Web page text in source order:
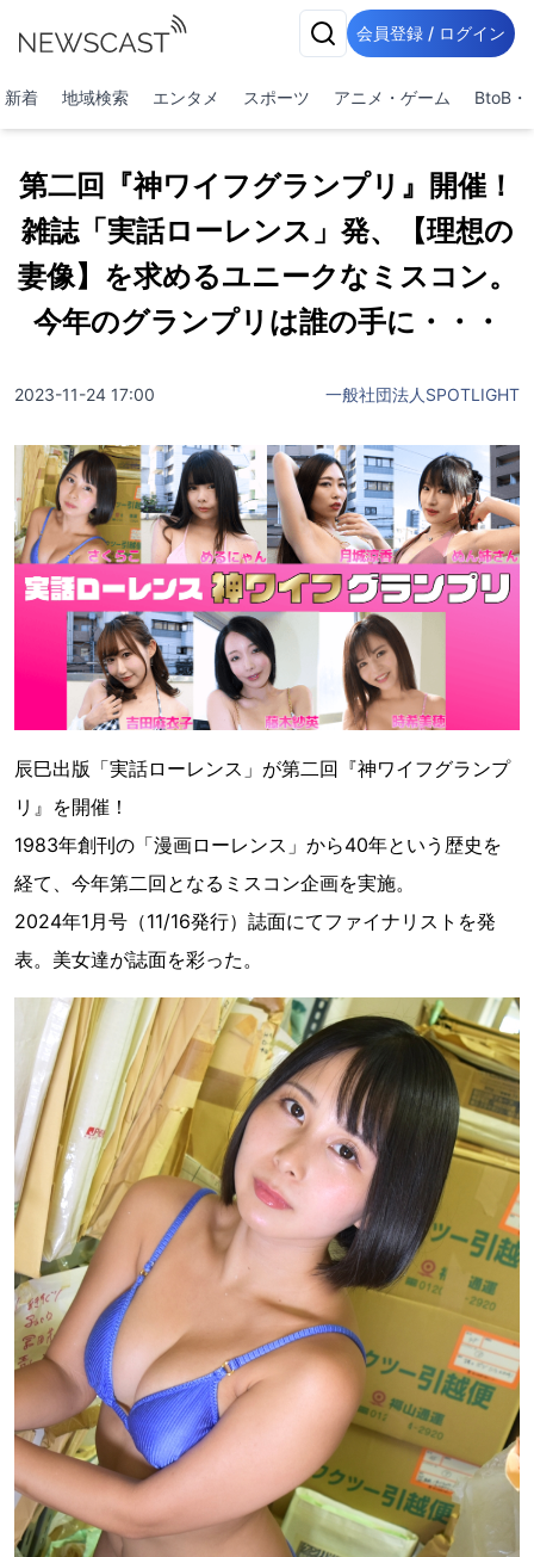
会員登録 / ログイン
新着 地域検索 エンタメ スポーツ アニメ・ゲーム BtoB・
第二回『神ワイフグランプリ』開催！
雑誌「実話ローレンス」発、【理想の
妻像】を求めるユニークなミスコン。
今年のグランプリは誰の手に・・・
2023-11-24 17:00 一般社団法人SPOTLIGHT
辰巳出版「実話ローレンス」が第二回『神ワイフグランプ
リ』を開催！
1983年創刊の「漫画ローレンス」から40年という歴史を
経て、今年第二回となるミスコン企画を実施。
2024年1月号（11/16発行）誌面にてファイナリストを発
表。美女達が誌面を彩った。